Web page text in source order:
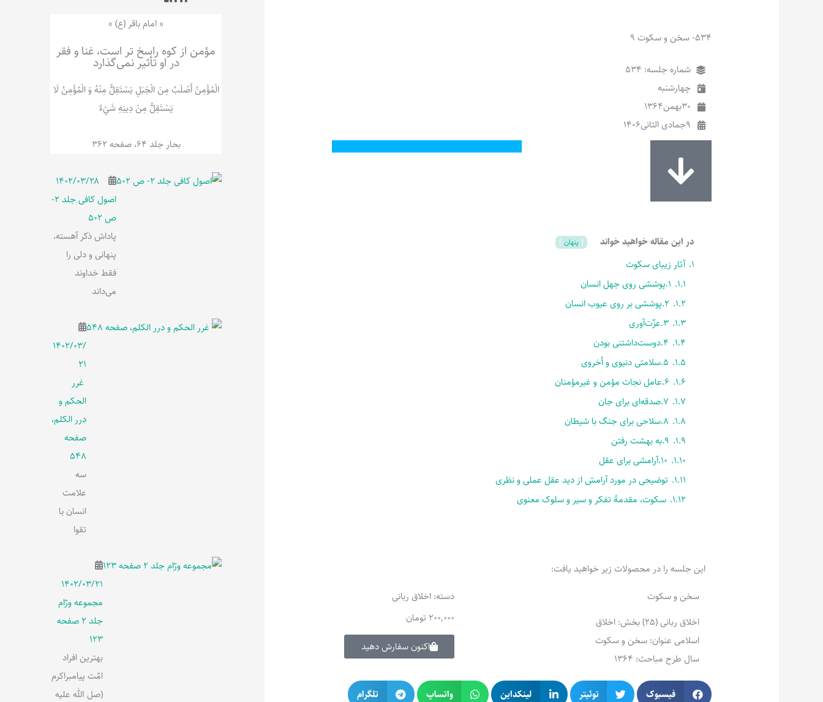
ه
534- سخن و سکوت 9
شماره جلسه: 534
چهارشنبه
30بهمن1364
9جمادی الثانی1406
در این مقاله خواهید خواند پنهان
1. آثار زیبای سکوت
1.1. 1.پوششی روی جهل انسان
1.2. 2.پوششی بر روی عیوب انسان
1.3. 3.عزّت‌آوری
1.4. 4.دوست‌داشتنی بودن
1.5. 5.سلامتی دنیوی و اُخروی
1.6. 6.عامل نجات مؤمن و غیرمؤمنان
1.7. 7.صدقه‌ای برای جان
1.8. 8.سلاحی برای جنگ با شیطان
1.9. 9.به بهشت رفتن
1.10. 10.آرامشی برای عقل
1.11. توضیحی در مورد آرامش از دید عقل عملی و نظری
1.12. سکوت، مقدمۀ تفکر و سیر و سلوک معنوی
این جلسه را در محصولات زیر خواهید یافت:
سخن و سکوت
اخلاق ربانی (25) بخش: اخلاق
اسلامی عنوان: سخن و سکوت
سال طرح مباحث: 1364
دسته: اخلاق ربانی
200,000 تومان
اکنون سفارش دهید
فیسبوک توئیتر لینکداین واتساپ
تلگرام
« امام باقر (ع) »
مؤمن از کوه راسخ تر است، غنا و فقر
در او تأثیر نمی‌گذارد
الْمُؤْمِنُ‌ أَصْلَبُ‌ مِنَ‌ الْجَبَلِ‌ یَسْتَقِلُّ مِنْهُ وَ الْمُؤْمِنُ لَا
يَسْتَقِلُّ مِنْ دِينِهِ شَيْ‌ءٌ
بحار جلد 64، صفحه 362
۱۴۰۲/۰۳/۲۸
اصول کافی جلد 2-
ص 502
پاداش ذکر آهسته،
پنهانی و دلی را
فقط خداوند
می‌داند
۱۴۰۲/۰۳/
۲۱
غرر
الحکم و
درر الکلم،
صفحه
548
سه
علامت
انسان با
تقوا
۱۴۰۲/۰۳/۲۱
مجموعه ورّام
جلد 2 صفحه
123
بهترین افراد
امّت پیامبراکرم
(صل الله علیه